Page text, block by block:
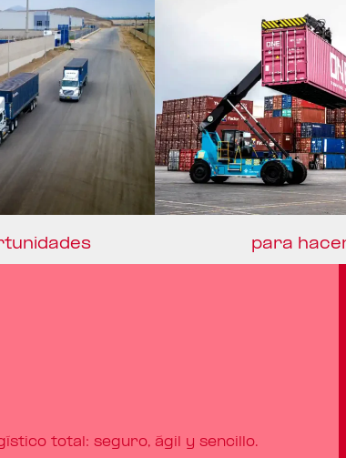
para
total: seguro, ágil y sencillo.